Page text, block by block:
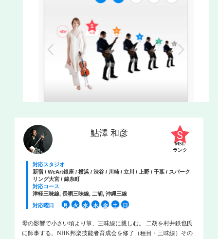
鮎澤 和彦
MSL
ランク
対応スタジオ
新宿 / WeArt銀座 / 横浜 / 渋谷 / 川崎 / 立川 / 上野 / 千葉 / スパーク
リング大宮 / 錦糸町
対応コース
津軽三味線, 長唄三味線, 二胡, 沖縄三線
対応曜日
月 火 水 木 金 土 日
母の影響で小さい頃より箏、三味線に親しむ。 二胡を村井鉄也氏
に師事する。NHK邦楽技能者育成会を修了（種目・三味線）その